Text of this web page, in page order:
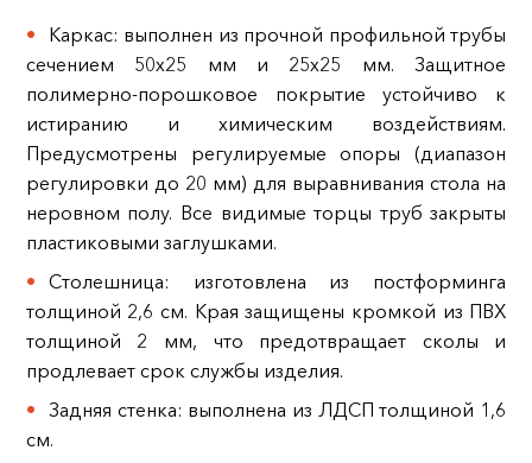
Каркас: выполнен из прочной профильной трубы
сечением 50х25 мм и 25х25 мм. Защитное
полимерно-порошковое покрытие устойчиво к
истиранию и химическим воздействиям.
Предусмотрены регулируемые опоры (диапазон
регулировки до 20 мм) для выравнивания стола на
неровном полу. Все видимые торцы труб закрыты
пластиковыми заглушками.
Столешница: изготовлена из постформинга
толщиной 2,6 см. Края защищены кромкой из ПВХ
толщиной 2 мм, что предотвращает сколы и
продлевает срок службы изделия.
Задняя стенка: выполнена из ЛДСП толщиной 1,6
см.